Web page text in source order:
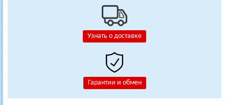
Узнать о доставке
Гарантии и обмен